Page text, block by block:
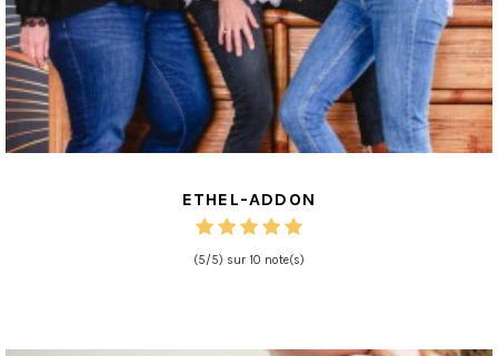
ETHEL-ADDON
(5/5) sur 10 note(s)